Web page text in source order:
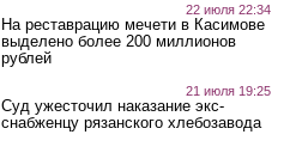
22 июля 22:34
На реставрацию мечети в Касимове
выделено более 200 миллионов
рублей
21 июля 19:25
Суд ужесточил наказание экс-
снабженцу рязанского хлебозавода